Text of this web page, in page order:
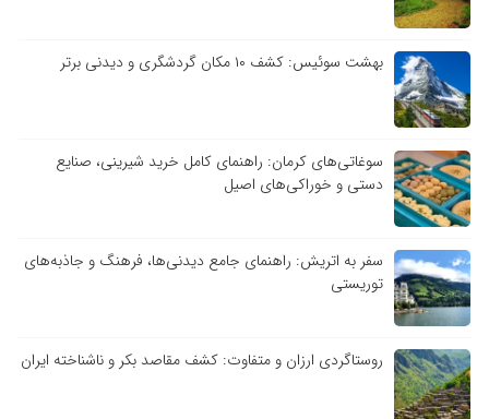
بهشت سوئیس: کشف ۱۰ مکان گردشگری و دیدنی برتر
سوغاتی‌های کرمان: راهنمای کامل خرید شیرینی، صنایع
دستی و خوراکی‌های اصیل
سفر به اتریش: راهنمای جامع دیدنی‌ها، فرهنگ و جاذبه‌های
توریستی
روستاگردی ارزان و متفاوت: کشف مقاصد بکر و ناشناخته ایران